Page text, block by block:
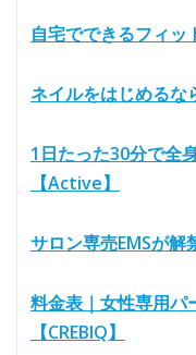
自宅でできるフィッ
ネイルをはじめるな
1日たった30分で全
【Active】
サロン専売EMSが解
料金表｜女性専用パ
【CREBIQ】